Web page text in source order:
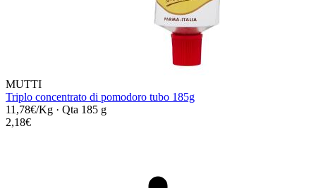
MUTTI
Triplo concentrato di pomodoro tubo 185g
11,78€/Kg · Qta 185 g
2,18€